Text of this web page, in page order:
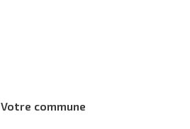
Votre commune